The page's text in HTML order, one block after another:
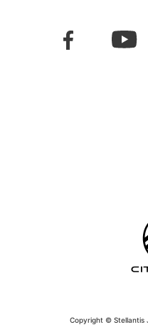
Copyright © Stellantis